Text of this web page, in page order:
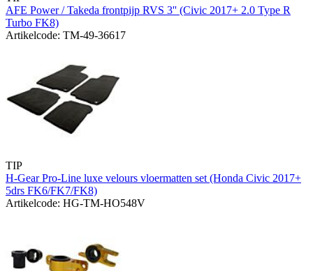
AFE Power / Takeda frontpijp RVS 3'' (Civic 2017+ 2.0 Type R
Turbo FK8)
Artikelcode: TM-49-36617
TIP
H-Gear Pro-Line luxe velours vloermatten set (Honda Civic 2017+
5drs FK6/FK7/FK8)
Artikelcode: HG-TM-HO548V